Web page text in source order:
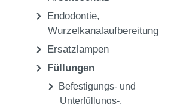
Einwegartikel,
Endodontie,
Wurzelkanalaufbereitung
Ersatzlampen